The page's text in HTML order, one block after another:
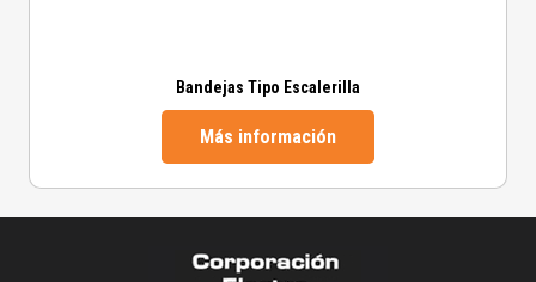
Bandejas Tipo Escalerilla
Más información